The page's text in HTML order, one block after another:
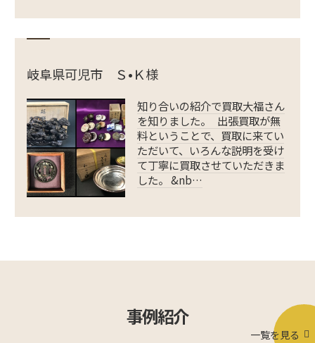
岐阜県可児市 Ｓ•Ｋ様
知り合いの紹介で買取大福さん
を知りました。 出張買取が無
料ということで、買取に来てい
ただいて、いろんな説明を受け
て丁寧に買取させていただきま
した。 &nb…
事例紹介
一覧を見る